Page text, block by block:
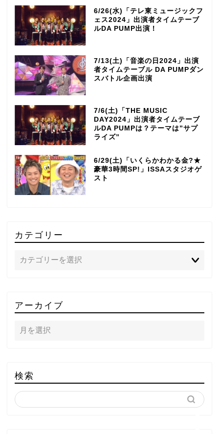
6/26(水)「テレ東ミュージックフ
ェス2024」出演者タイムテーブ
ルDA PUMP出演！
7/13(土)「音楽の日2024」出演
者タイムテーブル DA PUMPダン
スバトル企画出演
7/6(土)「THE MUSIC
DAY2024」出演者タイムテーブ
ルDA PUMPは？テーマは”サプ
ライズ”
6/29(土)「いくらかわかる金?★
豪華3時間SP!」ISSAスタジオゲ
スト
カテゴリー
アーカイブ
検索
～DA PUMP YORIの晴れ
ばれラジオ～